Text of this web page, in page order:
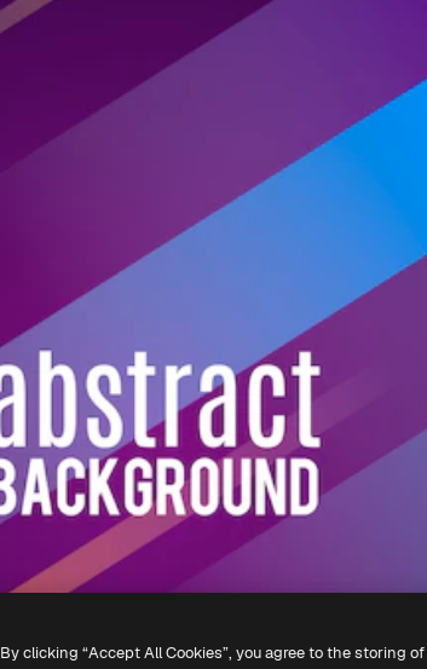
By clicking “Accept All Cookies”, you agree to the storing